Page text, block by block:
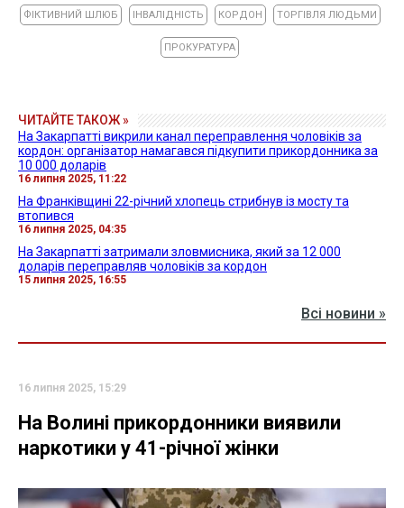
ФІКТИВНИЙ ШЛЮБ ІНВАЛІДНІСТЬ КОРДОН ТОРГІВЛЯ ЛЮДЬМИ
ПРОКУРАТУРА
ЧИТАЙТЕ ТАКОЖ »
На Закарпатті викрили канал переправлення чоловіків за
кордон: організатор намагався підкупити прикордонника за
10 000 доларів
16 липня 2025, 11:22
На Франківщині 22-річний хлопець стрибнув із мосту та
втопився
16 липня 2025, 04:35
На Закарпатті затримали зловмисника, який за 12 000
доларів переправляв чоловіків за кордон
15 липня 2025, 16:55
Всі новини »
16 липня 2025, 15:29
На Волині прикордонники виявили
наркотики у 41-річної жінки